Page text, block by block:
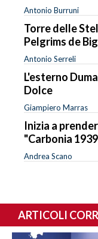
Antonio Burruni
Torre delle
Pelgrims de
Antonio Serreli
L'esterno
Dolce
Giampiero Marras
Inizia a
"Carbonia
Andrea Scano
ARTICOLI